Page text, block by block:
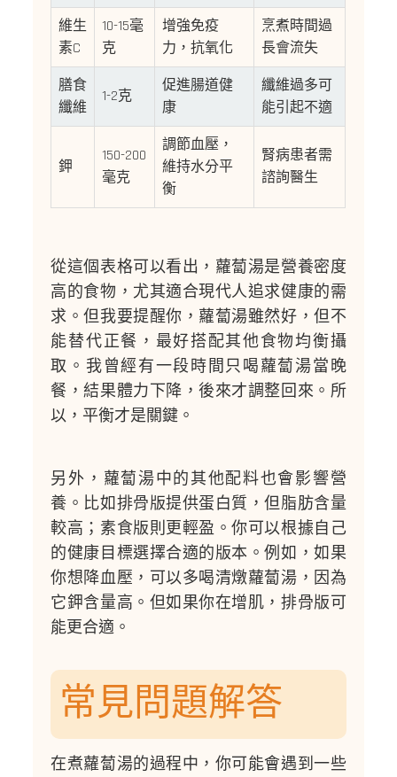
維生
素C
10-15毫
克
增強免疫
力，抗氧化
烹煮時間過
長會流失
膳食
纖維
1-2克
促進腸道健
康
纖維過多可
能引起不適
鉀
150-200
毫克
調節血壓，
維持水分平
衡
腎病患者需
諮詢醫生
從這個表格可以看出，蘿蔔湯是營養密度
高的食物，尤其適合現代人追求健康的需
求。但我要提醒你，蘿蔔湯雖然好，但不
能替代正餐，最好搭配其他食物均衡攝
取。我曾經有一段時間只喝蘿蔔湯當晚
餐，結果體力下降，後來才調整回來。所
以，平衡才是關鍵。
另外，蘿蔔湯中的其他配料也會影響營
養。比如排骨版提供蛋白質，但脂肪含量
較高；素食版則更輕盈。你可以根據自己
的健康目標選擇合適的版本。例如，如果
你想降血壓，可以多喝清燉蘿蔔湯，因為
它鉀含量高。但如果你在增肌，排骨版可
能更合適。
常見問題解答
在煮蘿蔔湯的過程中，你可能會遇到一些